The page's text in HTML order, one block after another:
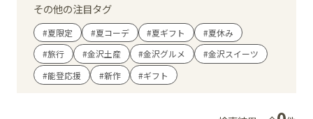
レストラン・カフェ
ショップニュース
その他の注目タグ
#夏限定 #夏コーデ #夏ギフト
#夏休み
#旅行
#金沢土産 #金沢グルメ
#金沢スイーツ
#能登応援
#新作 #ギフト